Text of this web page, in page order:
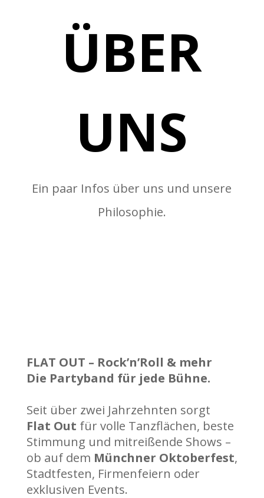
ÜBER
UNS
Ein paar Infos über uns und unsere
Philosophie.
FLAT OUT – Rock’n’Roll & mehr
Die Partyband für jede Bühne.
Seit über zwei Jahrzehnten sorgt
Flat Out für volle Tanzflächen, beste
Stimmung und mitreißende Shows –
ob auf dem Münchner Oktoberfest,
Stadtfesten, Firmenfeiern oder
exklusiven Events.